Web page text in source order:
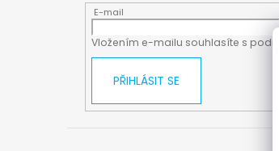
E-mail
Vložením e-mailu souhlasíte s
PŘIHLÁSIT SE